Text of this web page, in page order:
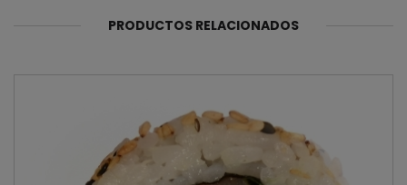
PRODUCTOS RELACIONADOS